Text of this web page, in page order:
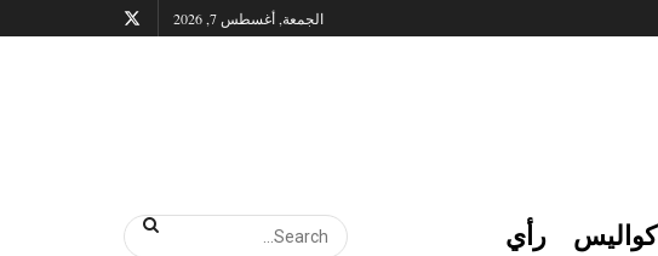
الجمعة, أغسطس 7, 2026
كواليس رأي